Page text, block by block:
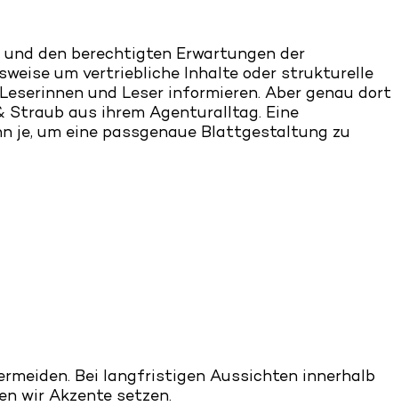
den berechtigten Erwartungen der
um vertriebliche Inhalte oder strukturelle
und Leser informieren. Aber genau dort
Straub aus ihrem Agenturalltag. Eine
je, um eine passgenaue Blattgestaltung zu
Bei langfristigen Aussichten innerhalb
wir Akzente setzen.